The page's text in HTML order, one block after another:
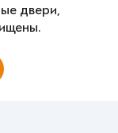
двери,